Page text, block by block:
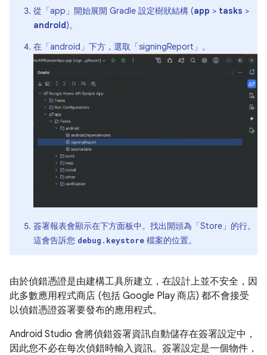
從「app」 開始展開 Gradle 設定樹狀結構 (app > tasks >
android)。
在「android」 下方，選取「signingReport」 。
簽署報表會顯示在下方面板中。找出開頭為「Store」 的行。
這會告訴您 debug.keystore 檔案的位置。
由於偵錯憑證是由建構工具所建立，在設計上並不安全，因
此多數應用程式商店 (包括 Google Play 商店) 都不會接受
以偵錯憑證簽署要發布的應用程式。
Android Studio 會將偵錯簽署資訊自動儲存在簽署設定中，
因此您不必在每次偵錯時輸入資訊。簽署設定是一個物件，